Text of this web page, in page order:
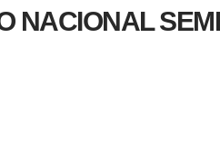
NACIONAL